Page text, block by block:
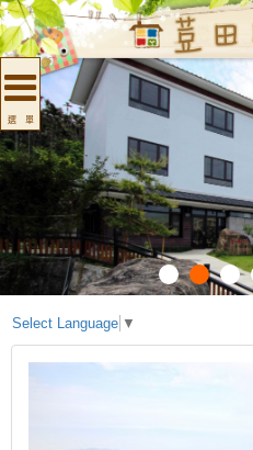
選 單
Select Language ▼